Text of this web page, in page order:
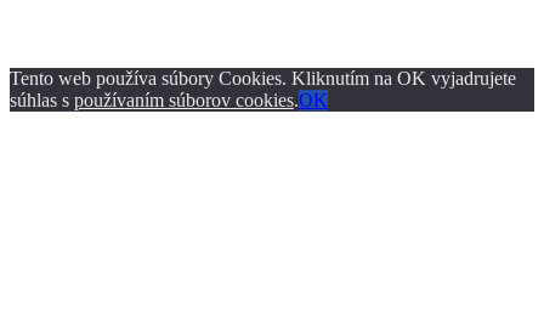
Tento web používa súbory Cookies. Kliknutím na OK vyjadrujete
súhlas s používaním súborov cookies.OK